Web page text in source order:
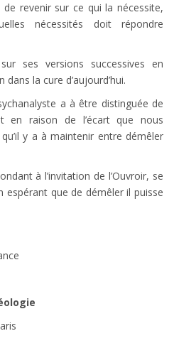
revenir sur ce qui la nécessite,
nécessités doit répondre
ses versions successives en
la cure d’aujourd’hui.
a à être distinguée de
en raison de l’écart que nous
y a à maintenir entre démêler
à l’invitation de l’Ouvroir, se
espérant que de démêler il puisse